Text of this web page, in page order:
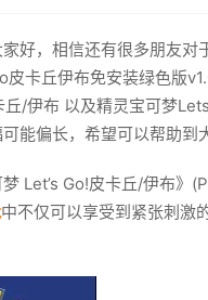
好，相信还有很多朋友
皮卡丘伊布免安装绿色版
/伊布 以及精灵宝可梦
能偏长，希望可以帮助到
梦 Let’s Go!皮卡丘/伊布
中不仅可以享受到紧张刺激